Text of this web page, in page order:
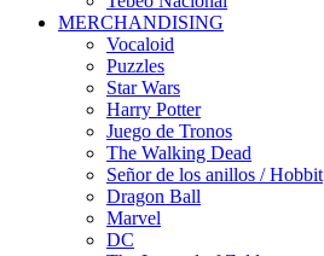
MERCHANDISING
Vocaloid
Puzzles
Star Wars
Harry Potter
Juego de Tronos
The Walking Dead
Señor de los anillos / Hobbit
Dragon Ball
Marvel
DC